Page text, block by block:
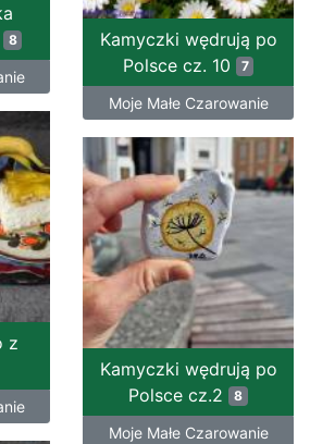
8
Kamyczki wędrują po
Polsce cz. 10
7
Moje Małe Czarowanie
z
Kamyczki wędrują po
Polsce cz.2 8
Moje Małe Czarowanie